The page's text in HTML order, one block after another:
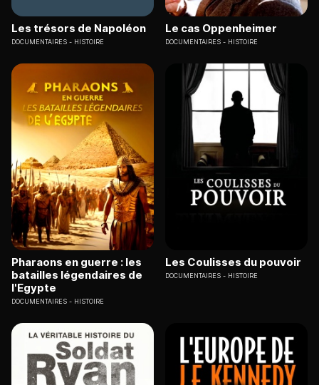
Les trésors de Napoléon
DOCUMENTAIRES HISTOIRE
Le cas Oppenheimer
DOCUMENTAIRES HISTOIRE
Pharaons en guerre : les
batailles légendaires de
l'Egypte
DOCUMENTAIRES HISTOIRE
Les Coulisses du pouvoir
DOCUMENTAIRES HISTOIRE